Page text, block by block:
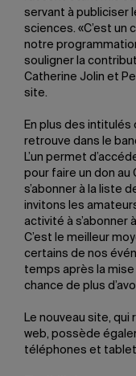
servant à publiciser
sciences. «C’est un
notre
souligner la
Catherine Jolin et
site.
En plus des
retrouve dans le
L’un permet
pour faire un don au
s’abonner à la liste
invitons les
activité à s’abonner
C’est le meilleur
certains de nos
temps après la
chance de plus
Le nouveau site,
web, possède
téléphones et